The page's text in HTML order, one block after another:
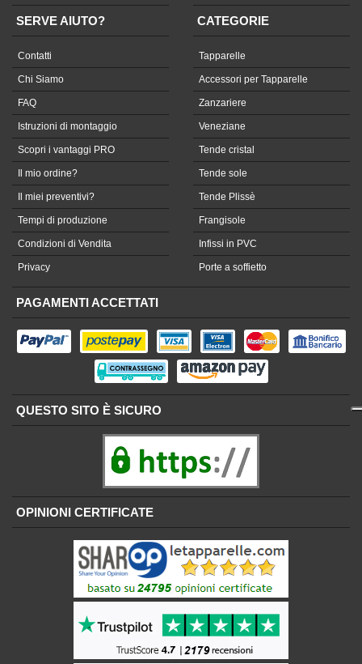
SERVE AIUTO?
Contatti
Chi Siamo
FAQ
Istruzioni di montaggio
Scopri i vantaggi PRO
Il mio ordine?
Il miei preventivi?
Tempi di produzione
Condizioni di Vendita
Privacy
CATEGORIE
Tapparelle
Accessori per Tapparelle
Zanzariere
Veneziane
Tende cristal
Tende sole
Tende Plissè
Frangisole
Infissi in PVC
Porte a soffietto
PAGAMENTI ACCETTATI
QUESTO SITO È SICURO
OPINIONI CERTIFICATE